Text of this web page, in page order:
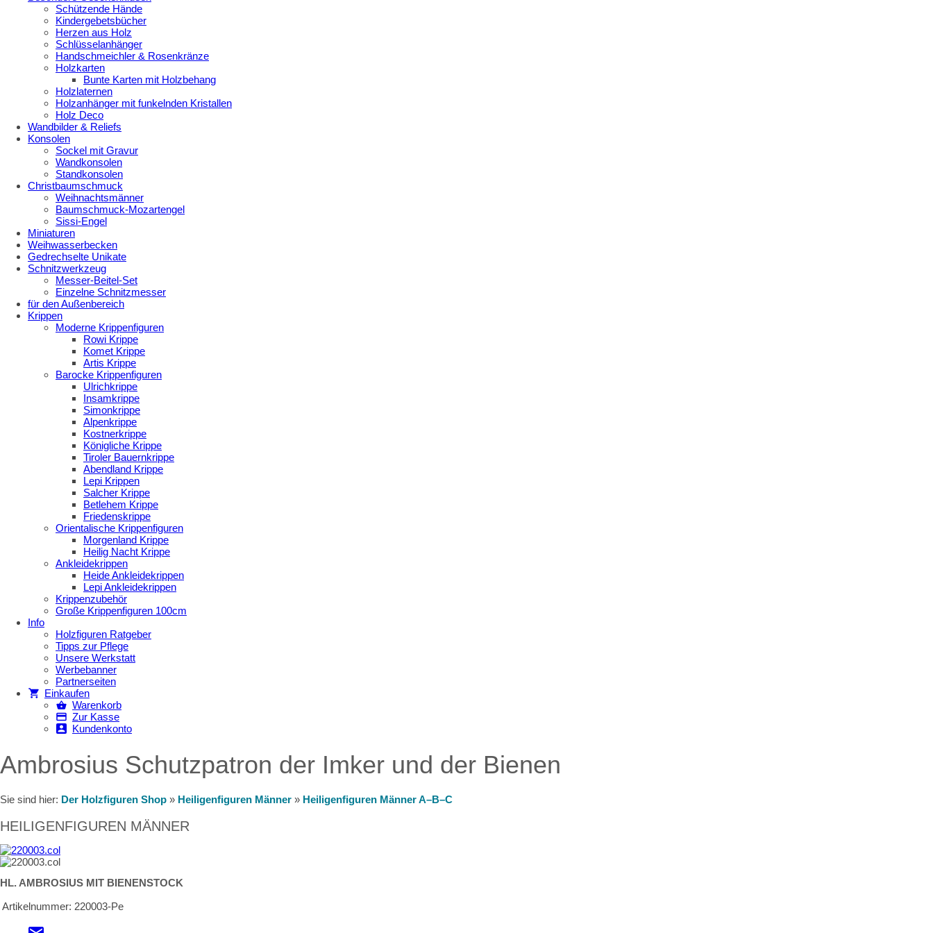
Schützende Hände
Kindergebetsbücher
Herzen aus Holz
Schlüsselanhänger
Handschmeichler & Rosenkränze
Holzkarten
Bunte Karten mit Holzbehang
Holzlaternen
Holzanhänger mit funkelnden Kristallen
Holz Deco
Wandbilder & Reliefs
Konsolen
Sockel mit Gravur
Wandkonsolen
Standkonsolen
Christbaumschmuck
Weihnachtsmänner
Baumschmuck-Mozartengel
Sissi-Engel
Miniaturen
Weihwasserbecken
Gedrechselte Unikate
Schnitzwerkzeug
Messer-Beitel-Set
Einzelne Schnitzmesser
für den Außenbereich
Krippen
Moderne Krippenfiguren
Rowi Krippe
Komet Krippe
Artis Krippe
Barocke Krippenfiguren
Ulrichkrippe
Insamkrippe
Simonkrippe
Alpenkrippe
Kostnerkrippe
Königliche Krippe
Tiroler Bauernkrippe
Abendland Krippe
Lepi Krippen
Salcher Krippe
Betlehem Krippe
Friedenskrippe
Orientalische Krippenfiguren
Morgenland Krippe
Heilig Nacht Krippe
Ankleidekrippen
Heide Ankleidekrippen
Lepi Ankleidekrippen
Krippenzubehör
Große Krippenfiguren 100cm
Info
Holzfiguren Ratgeber
Tipps zur Pflege
Unsere Werkstatt
Werbebanner
Partnerseiten
Einkaufen
Warenkorb
Zur Kasse
Kundenkonto
Ambrosius Schutzpatron der Imker und der Bienen
Sie sind hier: Der Holzfiguren Shop » Heiligenfiguren Männer » Heiligenfiguren Männer A–B–C
HEILIGENFIGUREN MÄNNER
HL. AMBROSIUS MIT BIENENSTOCK
Artikelnummer: 220003-Pe